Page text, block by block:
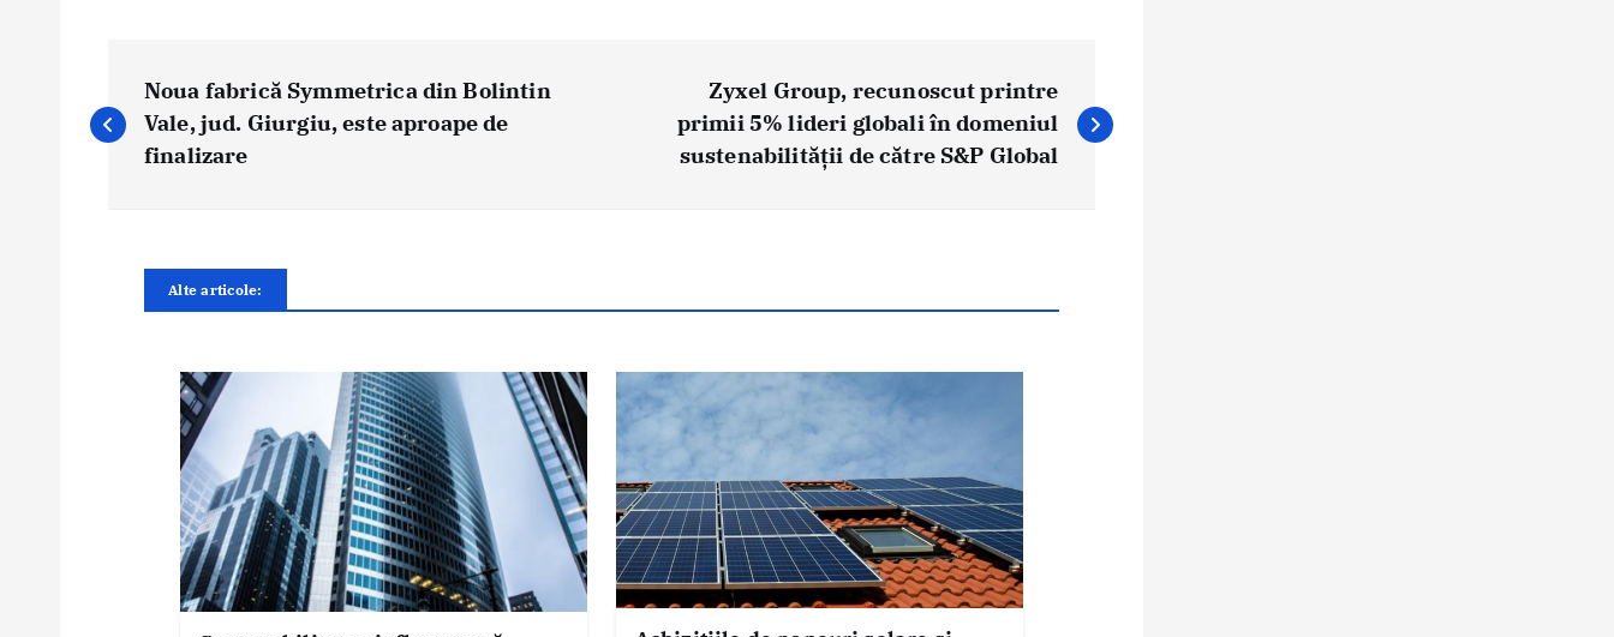
v
Noua fabrică Symmetrica din Bolintin
Vale, jud. Giurgiu, este aproape de
finalizare
Zyxel Group, recunoscut printre
primii 5% lideri globali în domeniul
sustenabilității de către S&P Global
Alte articole: